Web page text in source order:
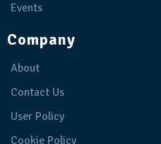
Events
Company
About
Contact Us
User Policy
Cookie Policy